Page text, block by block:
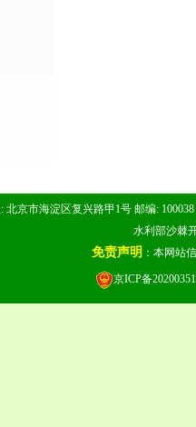
北京市海淀区复兴路甲1号 邮编:
水利部沙棘
免责声明 ：本网站
京ICP备